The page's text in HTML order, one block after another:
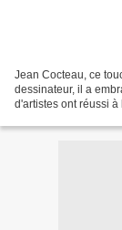
Jean Cocteau, ce
dessinateur, il a
d'artistes ont réussi à